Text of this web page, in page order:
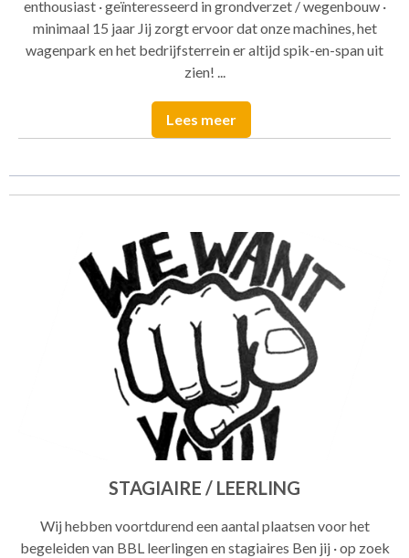
enthousiast · geïnteresseerd in grondverzet / wegenbouw ·
minimaal 15 jaar Jij zorgt ervoor dat onze machines, het
wagenpark en het bedrijfsterrein er altijd spik-en-span uit
zien! ...
Lees meer
STAGIAIRE / LEERLING
Wij hebben voortdurend een aantal plaatsen voor het
begeleiden van BBL leerlingen en stagiaires Ben jij · op zoek